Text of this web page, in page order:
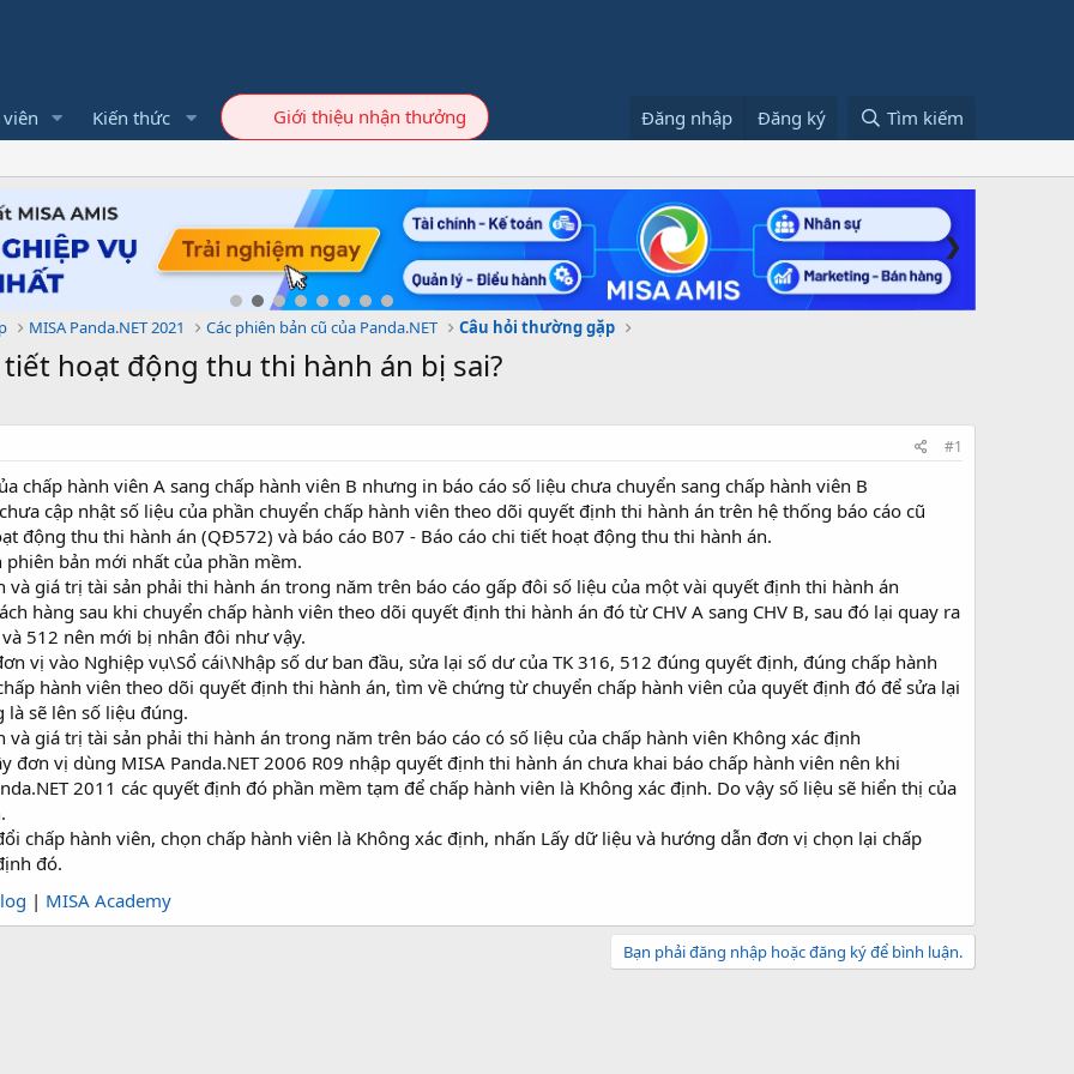
Kiến thức Giới thiệu nhận thưởng Đăng nhập Đăng ký Tìm kiếm
❯
MISA Panda.NET 2021 Các phiên bản cũ của Panda.NET Câu hỏi thường gặp
tiết hoạt động thu thi hành án bị sai?
#1
chấp hành viên A sang chấp hành viên B nhưng in báo cáo số liệu chưa chuyển sang chấp hành viên B
cập nhật số liệu của phần chuyển chấp hành viên theo dõi quyết định thi hành án trên hệ thống báo cáo cũ
động thu thi hành án (QĐ572) và báo cáo B07 - Báo cáo chi tiết hoạt động thu thi hành án.
bản mới nhất của phần mềm.
và giá trị tài sản phải thi hành án trong năm trên báo cáo gấp đôi số liệu của một vài quyết định thi hành án
hàng sau khi chuyển chấp hành viên theo dõi quyết định thi hành án đó từ CHV A sang CHV B, sau đó lại quay ra
512 nên mới bị nhân đôi như vậy.
vị vào Nghiệp vụ\Sổ cái\Nhập số dư ban đầu, sửa lại số dư của TK 316, 512 đúng quyết định, đúng chấp hành
hành viên theo dõi quyết định thi hành án, tìm về chứng từ chuyển chấp hành viên của quyết định đó để sửa lại
là sẽ lên số liệu đúng.
và giá trị tài sản phải thi hành án trong năm trên báo cáo có số liệu của chấp hành viên Không xác định
đơn vị dùng MISA Panda.NET 2006 R09 nhập quyết định thi hành án chưa khai báo chấp hành viên nên khi
2011 các quyết định đó phần mềm tạm để chấp hành viên là Không xác định. Do vậy số liệu sẽ hiển thị của
chấp hành viên, chọn chấp hành viên là Không xác định, nhấn Lấy dữ liệu và hướng dẫn đơn vị chọn lại chấp
đó.
| MISA Academy
Bạn phải đăng nhập hoặc đăng ký để bình luận.